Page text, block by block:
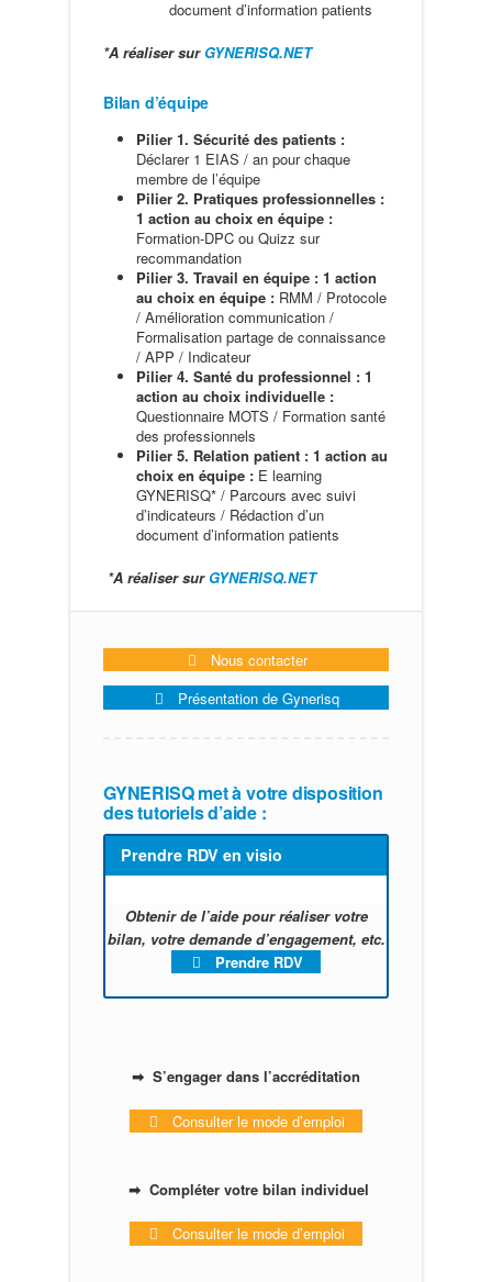
document d’information patients
*A réaliser sur GYNERISQ.NET
Bilan d’équipe
Pilier 1. Sécurité des patients :
Déclarer 1 EIAS / an pour chaque
membre de l’équipe
Pilier 2. Pratiques professionnelles :
1 action au choix en équipe :
Formation-DPC ou Quizz sur
recommandation
Pilier 3. Travail en équipe : 1 action
au choix en équipe : RMM / Protocole
/ Amélioration communication /
Formalisation partage de connaissance
/ APP / Indicateur
Pilier 4. Santé du professionnel : 1
action au choix individuelle :
Questionnaire MOTS / Formation santé
des professionnels
Pilier 5. Relation patient : 1 action au
choix en équipe : E learning
GYNERISQ* / Parcours avec suivi
d’indicateurs / Rédaction d’un
document d’information patients
*A réaliser sur GYNERISQ.NET
Nous contacter
Présentation de Gynerisq
GYNERISQ met à votre disposition
des tutoriels d’aide :
Prendre RDV en visio
Obtenir de l’aide pour réaliser votre
bilan, votre demande d’engagement, etc.
Prendre RDV
➡ S’engager dans l’accréditation
Consulter le mode d’emploi
➡ Compléter votre bilan individuel
Consulter le mode d’emploi